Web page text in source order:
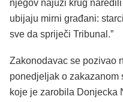
njegov najuži krug
ubijaju mirni građani:
sve da spriječi Tribunal.”
Zakonodavac se pozivao
ponedjeljak o zakazanom
koje je zarobila Donjecka